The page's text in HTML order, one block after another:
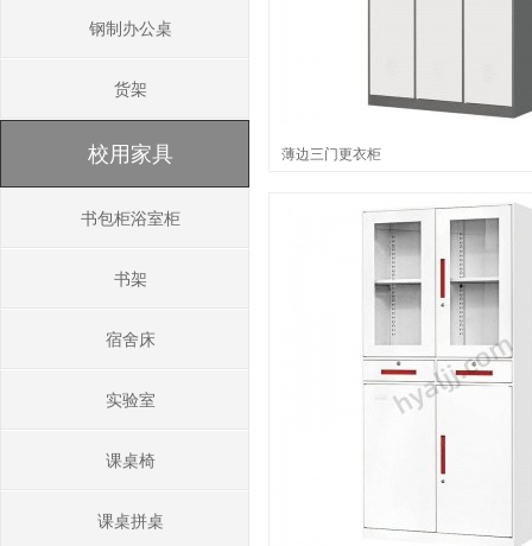
钢制办公桌
货架
校用家具
书包柜浴室柜
书架
宿舍床
实验室
课桌椅
课桌拼桌
薄边三门更衣柜